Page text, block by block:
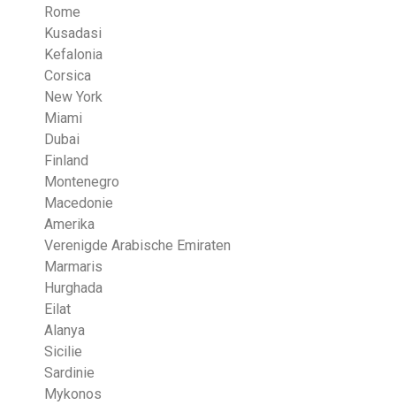
Rome
Kusadasi
Kefalonia
Corsica
New York
Miami
Dubai
Finland
Montenegro
Macedonie
Amerika
Verenigde Arabische Emiraten
Marmaris
Hurghada
Eilat
Alanya
Sicilie
Sardinie
Mykonos